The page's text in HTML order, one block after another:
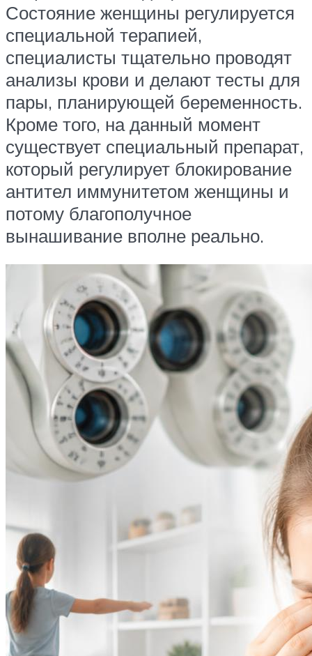
Состояние женщины регулируется
специальной терапией,
специалисты тщательно проводят
анализы крови и делают тесты для
пары, планирующей беременность.
Кроме того, на данный момент
существует специальный препарат,
который регулирует блокирование
антител иммунитетом женщины и
потому благополучное
вынашивание вполне реально.